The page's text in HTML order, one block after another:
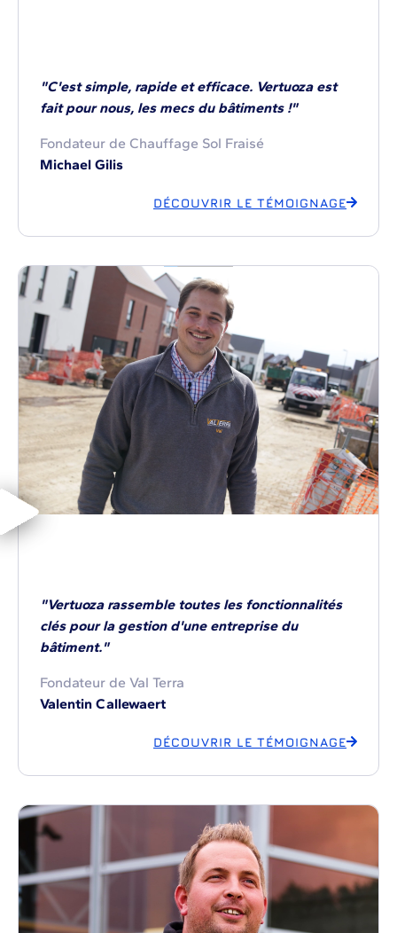
"C'est simple, rapide et efficace. Vertuoza est
fait pour nous, les mecs du bâtiments !"
Fondateur de Chauffage Sol Fraisé
Michael Gilis
DÉCOUVRIR LE TÉMOIGNAGE
"Vertuoza rassemble toutes les fonctionnalités
clés pour la gestion d'une entreprise du
bâtiment."
Fondateur de Val Terra
Valentin Callewaert
DÉCOUVRIR LE TÉMOIGNAGE